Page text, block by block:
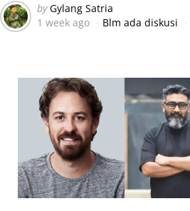
Posted
by
by Gylang Satria
1 week ago
Blm ada diskusi